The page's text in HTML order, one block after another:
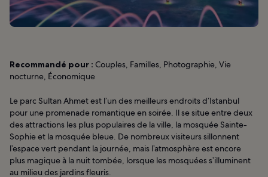
Recommandé pour : Couples, Familles, Photographie, Vie
nocturne, Économique
Le parc Sultan Ahmet est l’un des meilleurs endroits d’Istanbul
pour une promenade romantique en soirée. Il se situe entre deux
des attractions les plus populaires de la ville, la mosquée Sainte-
Sophie et la mosquée bleue. De nombreux visiteurs sillonnent
l’espace vert pendant la journée, mais l’atmosphère est encore
plus magique à la nuit tombée, lorsque les mosquées s’illuminent
au milieu des jardins fleuris.